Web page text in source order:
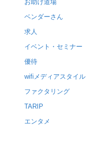
お助け道場
ベンダーさん
求人
イベント・セミナー
優待
wifiメディアスタイル
ファクタリング
TARIP
エンタメ